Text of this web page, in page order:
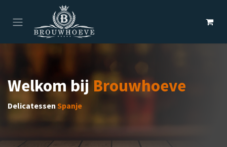
Overslaan naar inhoud
Welkom bijBrouwhoeve
Delicatessen Spanje